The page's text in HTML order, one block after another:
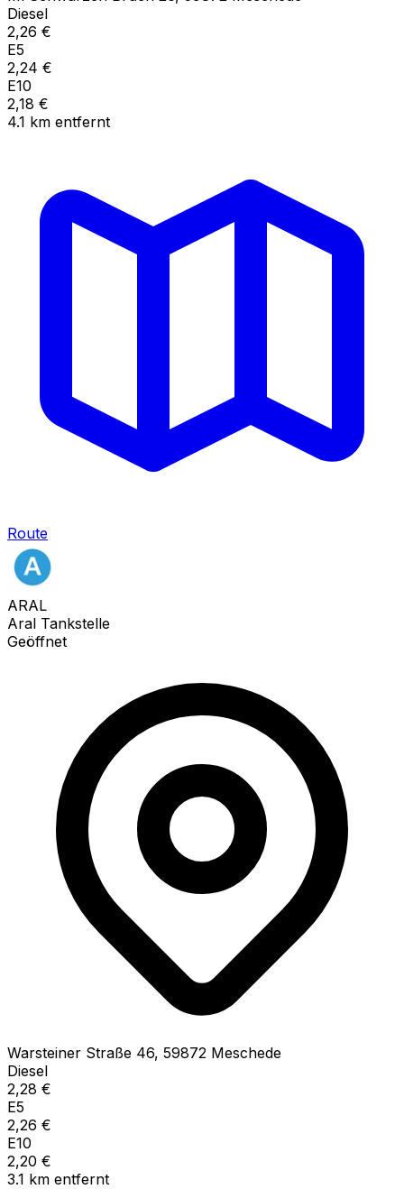
Diesel
2,26 €
E5
2,24 €
E10
2,18 €
4.1 km entfernt
Route
ARAL
Aral Tankstelle
Geöffnet
Warsteiner Straße 46, 59872 Meschede
Diesel
2,28 €
E5
2,26 €
E10
2,20 €
3.1 km entfernt